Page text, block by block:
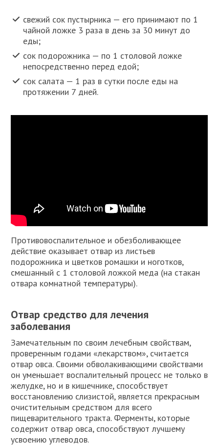
свежий сок пустырника — его принимают по 1
чайной ложке 3 раза в день за 30 минут до
еды;
сок подорожника — по 1 столовой ложке
непосредственно перед едой;
сок салата — 1 раз в сутки после еды на
протяжении 7 дней.
Противовоспалительное и обезболивающее
действие оказывает отвар из листьев
подорожника и цветков ромашки и ноготков,
смешанный с 1 столовой ложкой меда (на стакан
отвара комнатной температуры).
Отвар средство для лечения
заболевания
Замечательным по своим лечебным свойствам,
проверенным годами «лекарством», считается
отвар овса. Своими обволакивающими свойствами
он уменьшает воспалительный процесс не только в
желудке, но и в кишечнике, способствует
восстановлению слизистой, является прекрасным
очистительным средством для всего
пищеварительного тракта. Ферменты, которые
содержит отвар овса, способствуют лучшему
усвоению углеводов.